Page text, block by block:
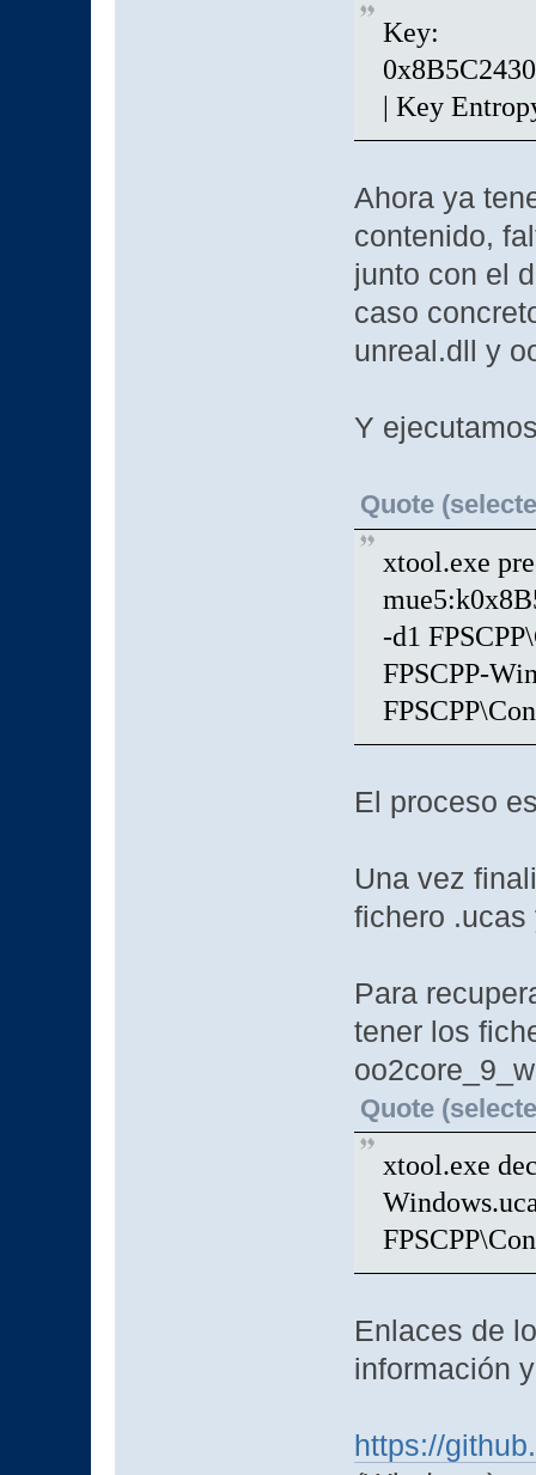
Key:
| Key
Ahora ya
contenido,
junto con el
caso
unreal.dll y
Y
Quote
xtool.exe
-d1
FPSCPP-
El proceso
Una vez
fichero
Para
tener los
Quote
xtool.exe
Enlaces de
información
https://